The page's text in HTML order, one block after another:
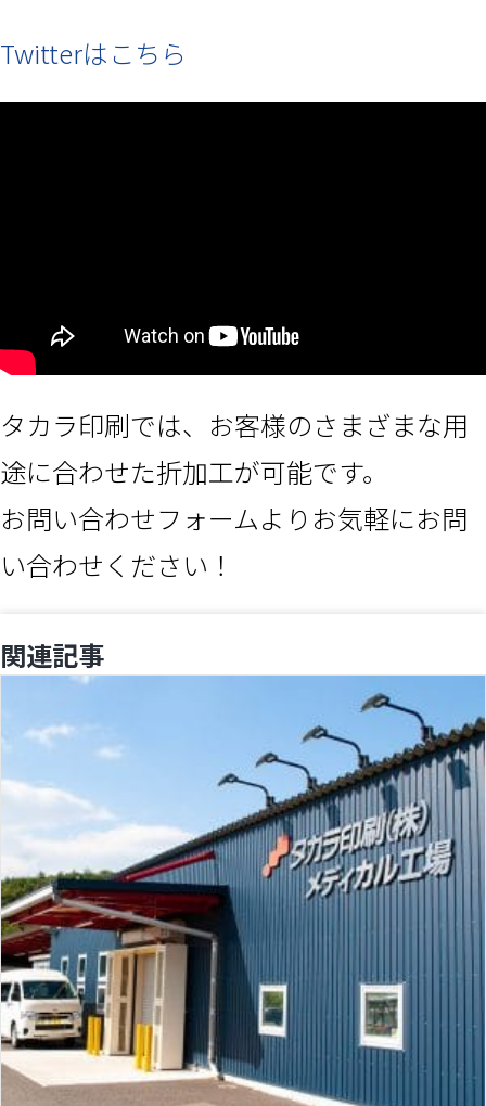
Twitterはこちら
タカラ印刷では、お客様のさまざまな用
途に合わせた折加工が可能です。
お問い合わせフォームよりお気軽にお問
い合わせください！
関連記事